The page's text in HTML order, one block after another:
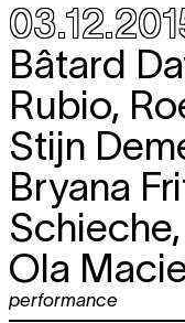
Bâtard
Rubio,
Stijn
Bryana
Ola
performance